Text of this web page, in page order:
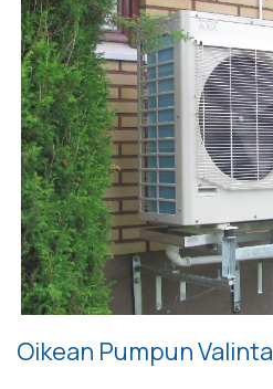
Oikean Pumpun Valinta